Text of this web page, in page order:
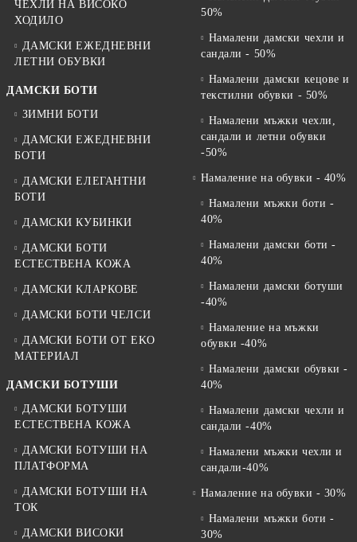
ЧЕХЛИ НА ВИСОКО
ХОДИЛО
ДАМСКИ ЕЖЕДНЕВНИ
ЛЕТНИ ОБУВКИ
ДАМСКИ БОТИ
ЗИМНИ БОТИ
ДАМСКИ ЕЖЕДНЕВНИ
БОТИ
ДАМСКИ ЕЛЕГАНТНИ
БОТИ
ДАМСКИ КУБИНКИ
ДАМСКИ БОТИ
ЕСТЕСТВЕНА КОЖА
ДАМСКИ КЛАРКОВЕ
ДАМСКИ БОТИ ЧЕЛСИ
ДАМСКИ БОТИ ОТ EKO
МАТЕРИАЛ
ДАМСКИ БОТУШИ
ДАМСКИ БОТУШИ
ЕСТЕСТВЕНА КОЖА
ДАМСКИ БОТУШИ НА
ПЛАТФОРМА
ДАМСКИ БОТУШИ НА
ТОК
ДАМСКИ ВИСОКИ
50%
Намалени дамски чехли и
сандали - 50%
Намалени дамски кецове и
текстилни обувки - 50%
Намалени мъжки чехли,
сандали и летни обувки
-50%
Намаление на обувки - 40%
Намалени мъжки боти -
40%
Намалени дамски боти -
40%
Намалени дамски ботуши
-40%
Намаление на мъжки
обувки -40%
Намалени дамски обувки -
40%
Намалени дамски чехли и
сандали -40%
Намалени мъжки чехли и
сандали-40%
Намаление на обувки - 30%
Намалени мъжки боти -
30%